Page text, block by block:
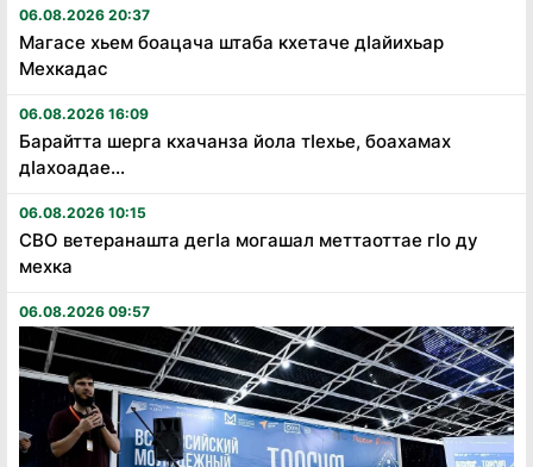
06.08.2026 20:37
Магасе хьем боацача штаба кхетаче дӏайихьар
Мехкадас
06.08.2026 16:09
Барайтта шерга кхачанза йола тӏехье, боахамах
дӏахоадае...
06.08.2026 10:15
СВО ветеранашта дегӏа могашал меттаоттае гӏо ду
мехка
06.08.2026 09:57